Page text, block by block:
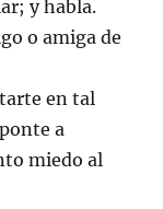
y habla.
o amiga de
en tal
a
miedo al